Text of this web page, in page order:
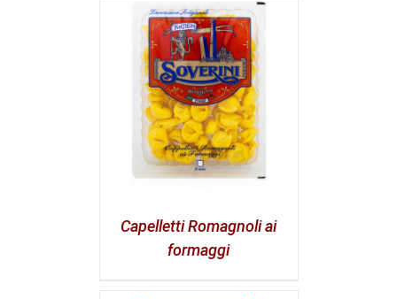
Capelletti Romagnoli ai
formaggi